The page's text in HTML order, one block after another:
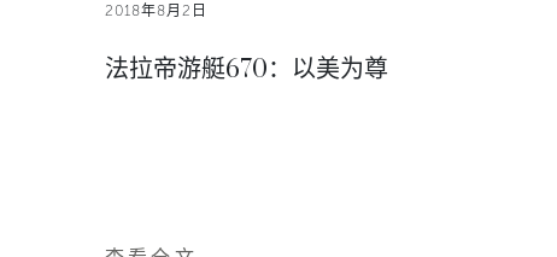
2018年8月2日
法拉帝游艇670：以美为尊